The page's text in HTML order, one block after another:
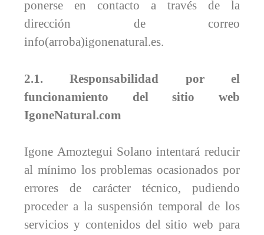
ponerse en contacto a través de la
dirección de correo
info(arroba)igonenatural.es.
2.1. Responsabilidad por el
funcionamiento del sitio web
IgoneNatural.com
Igone Amoztegui Solano intentará reducir
al mínimo los problemas ocasionados por
errores de carácter técnico, pudiendo
proceder a la suspensión temporal de los
servicios y contenidos del sitio web para